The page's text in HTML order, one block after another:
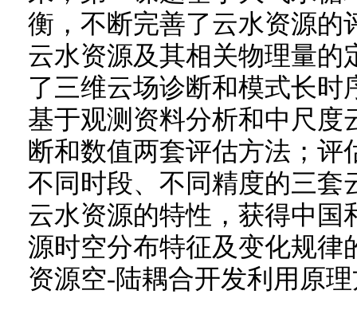
衡，不断完善了云水资源的
云水资源及其相关物理量的
了三维云场诊断和模式长时
基于观测资料分析和中尺度
断和数值两套评估方法；
不同时段、不同精度的三套
云水资源的特性，获得中国
源时空分布特征及变化规律
资源空-陆耦合开发利用原